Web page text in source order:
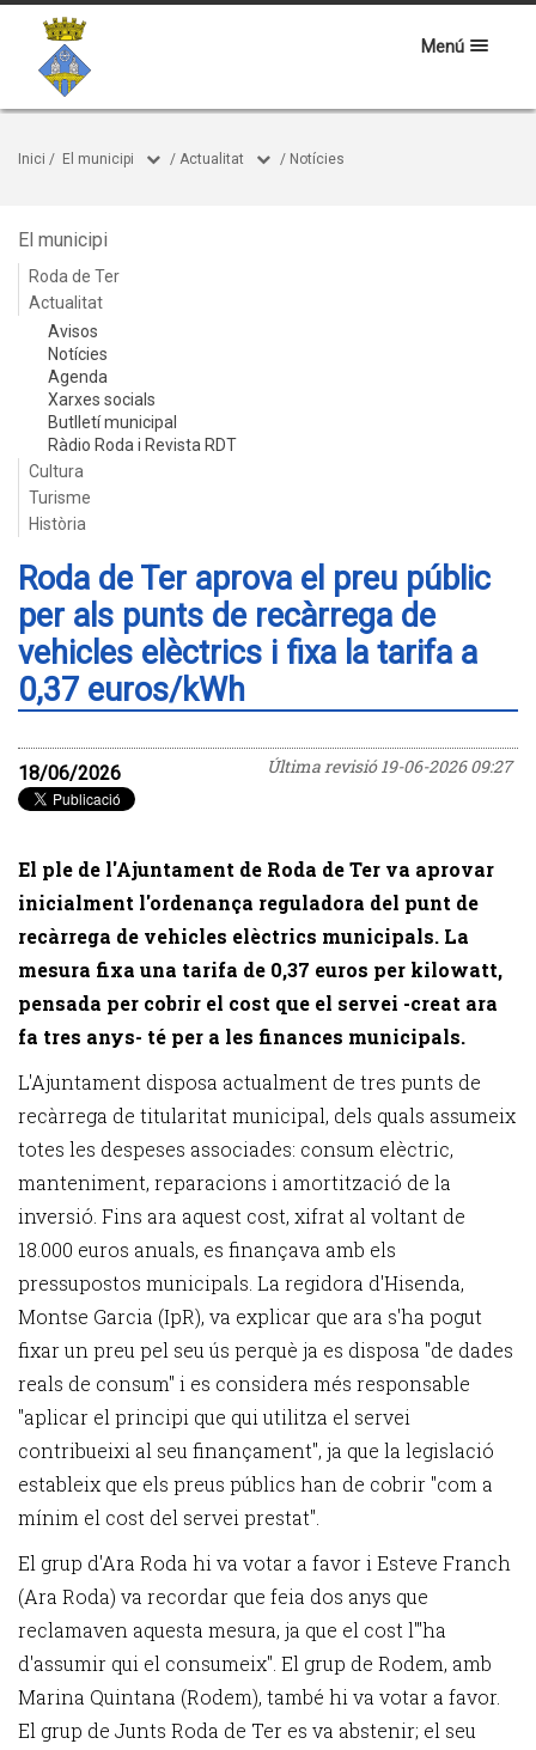
Menú
Inici / El municipi / Actualitat / Notícies
El municipi
Roda de Ter
Actualitat
Avisos
Notícies
Agenda
Xarxes socials
Butlletí municipal
Ràdio Roda i Revista RDT
Cultura
Turisme
Història
Roda de Ter aprova el preu públic
per als punts de recàrrega de
vehicles elèctrics i fixa la tarifa a
0,37 euros/kWh
Última revisió19-06-2026 09:27
18/06/2026
El ple de l'Ajuntament de Roda de Ter va aprovar
inicialment l'ordenança reguladora del punt de
recàrrega de vehicles elèctrics municipals. La
mesura fixa una tarifa de 0,37 euros per kilowatt,
pensada per cobrir el cost que el servei -creat ara
fa tres anys- té per a les finances municipals.
L'Ajuntament disposa actualment de tres punts de
recàrrega de titularitat municipal, dels quals assumeix
totes les despeses associades: consum elèctric,
manteniment, reparacions i amortització de la
inversió. Fins ara aquest cost, xifrat al voltant de
18.000 euros anuals, es finançava amb els
pressupostos municipals. La regidora d'Hisenda,
Montse Garcia (IpR), va explicar que ara s'ha pogut
fixar un preu pel seu ús perquè ja es disposa "de dades
reals de consum" i es considera més responsable
"aplicar el principi que qui utilitza el servei
contribueixi al seu finançament", ja que la legislació
estableix que els preus públics han de cobrir "com a
mínim el cost del servei prestat".
El grup d'Ara Roda hi va votar a favor i Esteve Franch
(Ara Roda) va recordar que feia dos anys que
reclamaven aquesta mesura, ja que el cost l'"ha
d'assumir qui el consumeix". El grup de Rodem, amb
Marina Quintana (Rodem), també hi va votar a favor.
El grup de Junts Roda de Ter es va abstenir; el seu